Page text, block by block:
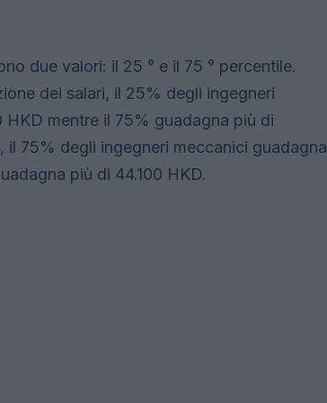
due valori: il 25 ° e il 75 ° percentile.
dei salari, il 25% degli ingegneri
mentre il 75% guadagna più di
il 75% degli ingegneri meccanici guadagna
più di 44.100 HKD.